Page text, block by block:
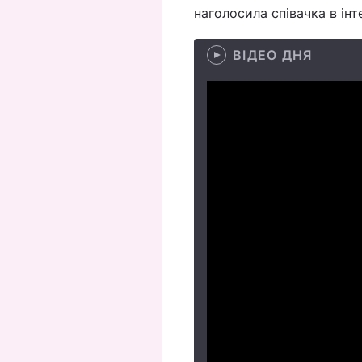
наголосила співачка в
ВІДЕО ДНЯ